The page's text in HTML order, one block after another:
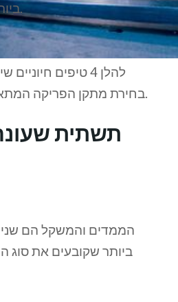
ביותר לצרכי הפריקה שלך.
להלן 4 טיפים
בחירת מתקן הפריקה המתאים למטען הגדול שלך.
תשתית
הממדים והמשקל הם
ביותר שקובעים את סוג